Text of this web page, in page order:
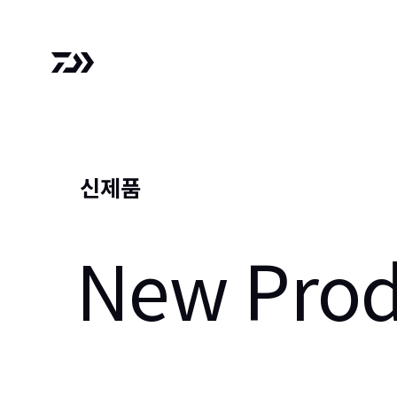
신제품
New